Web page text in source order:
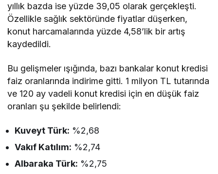
yıllık bazda ise yüzde 39,05 olarak gerçekleşti.
Özellikle sağlık sektöründe fiyatlar düşerken,
konut harcamalarında yüzde 4,58’lik bir artış
kaydedildi.
Bu gelişmeler ışığında, bazı bankalar konut kredisi
faiz oranlarında indirime gitti. 1 milyon TL tutarında
ve 120 ay vadeli konut kredisi için en düşük faiz
oranları şu şekilde belirlendi:
Kuveyt Türk: %2,68
Vakıf Katılım: %2,74
Albaraka Türk: %2,75